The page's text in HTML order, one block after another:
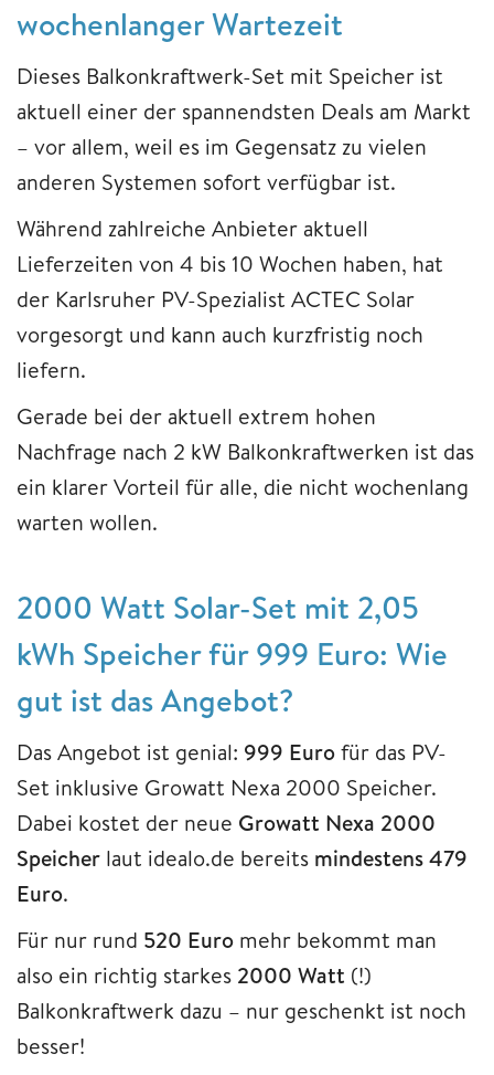
wochenlanger Wartezeit
Dieses Balkonkraftwerk-Set mit Speicher ist
aktuell einer der spannendsten Deals am Markt
– vor allem, weil es im Gegensatz zu vielen
anderen Systemen sofort verfügbar ist.
Während zahlreiche Anbieter aktuell
Lieferzeiten von 4 bis 10 Wochen haben, hat
der Karlsruher PV-Spezialist ACTEC Solar
vorgesorgt und kann auch kurzfristig noch
liefern.
Gerade bei der aktuell extrem hohen
Nachfrage nach 2 kW Balkonkraftwerken ist das
ein klarer Vorteil für alle, die nicht wochenlang
warten wollen.
2000 Watt Solar-Set mit 2,05
kWh Speicher für 999 Euro: Wie
gut ist das Angebot?
Das Angebot ist genial: 999 Eurofür das PV-
Set inklusive Growatt Nexa 2000 Speicher.
Dabei kostet der neue Growatt Nexa 2000
Speicher laut idealo.de bereits mindestens 479
Euro.
Für nur rund 520 Euro mehr bekommt man
also ein richtig starkes 2000 Watt (!)
Balkonkraftwerk dazu – nur geschenkt ist noch
besser!